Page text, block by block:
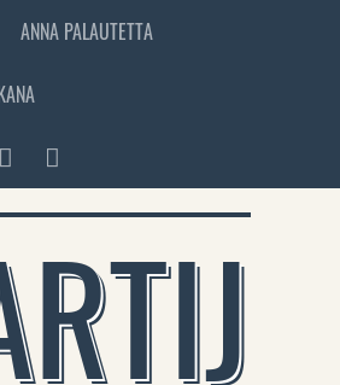
ANNA PALAUTETTA